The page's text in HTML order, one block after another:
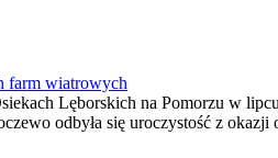
farm wiatrowych
Lęborskich na Pomorzu w
odbyła się uroczystość z